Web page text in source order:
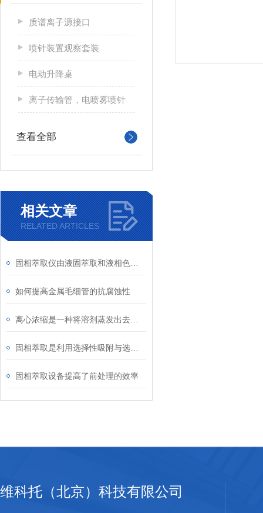
质谱离子源接口
喷针装置观察套装
电动升降桌
离子传输管，电喷雾喷针
查看全部
相关文章
RELATED ARTICLES
如何提高金属毛细管的抗腐蚀性
固相萃取设备提高了前处理的效率
维科托（北京）科技有限公司